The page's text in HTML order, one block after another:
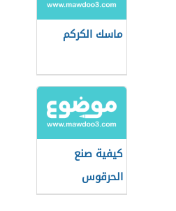
ماسك الكركم
كيفية صنع
الحرقوس
التونسي